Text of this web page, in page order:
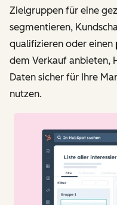
Zielgruppen für eine
segmentieren,
qualifizieren oder einen
dem Verkauf anbieten,
Daten sicher für Ihre
nutzen.